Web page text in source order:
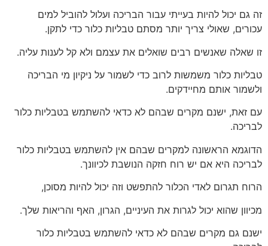
זה גם יכול להיות בעייתי עבור הבריכה ועלול להוביל למים
עכורים, שאולי צריך יותר מסתם טבליות כלור כדי לתקן.
זו שאלה שאנשים רבים שואלים את עצמם ולא קל לענות עליה.
טבליות כלור משמשות לרוב כדי לשמור על ניקיון מי הבריכה
ולשמור אותם מחיידקים.
עם זאת, ישנם מקרים שבהם לא כדאי להשתמש בטבליות כלור
לבריכה.
הדוגמא הראשונה למקרים שבהם אין להשתמש בטבליות כלור
לבריכה היא אם יש רוח חזקה הנושבת לכיוונך.
הרוח תגרום לאדי הכלור להתפשט וזה יכול להיות מסוכן,
מכיוון שהוא יכול לגרות את העיניים, הגרון, האף והריאות שלך.
ישנם גם מקרים שבהם לא כדאי להשתמש בטבליות כלור